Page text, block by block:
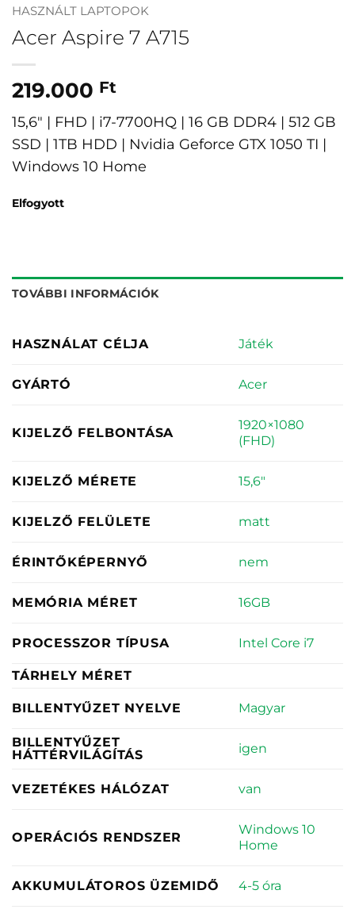
HASZNÁLT LAPTOPOK
Acer Aspire 7 A715
219.000 Ft
15,6″ | FHD | i7-7700HQ | 16 GB DDR4 | 512 GB
SSD | 1TB HDD | Nvidia Geforce GTX 1050 TI |
Windows 10 Home
Elfogyott
TOVÁBBI INFORMÁCIÓK
HASZNÁLAT CÉLJA Játék
GYÁRTÓ Acer
KIJELZŐ FELBONTÁSA
1920×1080
(FHD)
KIJELZŐ MÉRETE 15,6"
KIJELZŐ FELÜLETE matt
ÉRINTŐKÉPERNYŐ nem
MEMÓRIA MÉRET 16GB
PROCESSZOR TÍPUSA Intel Core i7
TÁRHELY MÉRET
BILLENTYŰZET NYELVE Magyar
BILLENTYŰZET
HÁTTÉRVILÁGÍTÁS
igen
VEZETÉKES HÁLÓZAT van
OPERÁCIÓS RENDSZER
Windows 10
Home
AKKUMULÁTOROS ÜZEMIDŐ 4-5 óra